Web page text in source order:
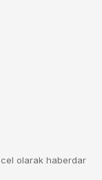
olarak haberdar